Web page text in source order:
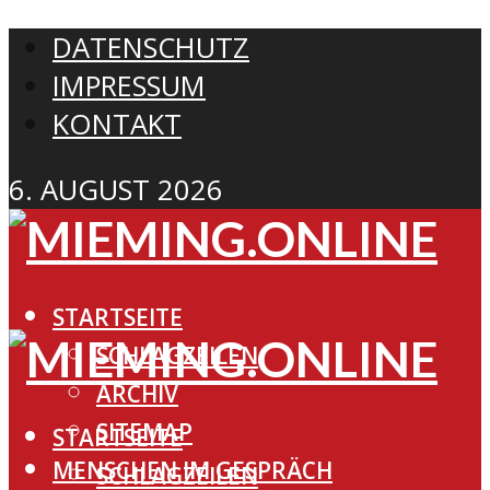
DATENSCHUTZ
IMPRESSUM
KONTAKT
6. AUGUST 2026
STARTSEITE
SCHLAGZEILEN
ARCHIV
SITEMAP
MENSCHEN IM GESPRÄCH
STARTSEITE
SCHLAGZEILEN